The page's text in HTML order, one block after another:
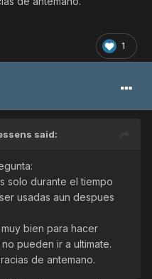
1
said:
solo durante el tiempo
usadas aun despues
bien para hacer
pueden ir a ultimate.
de antemano.